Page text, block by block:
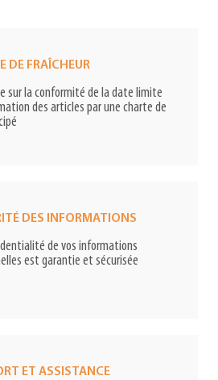
DE FRAÎCHEUR
sur la conformité de la date limite
des articles par une charte de
DES INFORMATIONS
de vos informations
est garantie et sécurisée
ET ASSISTANCE